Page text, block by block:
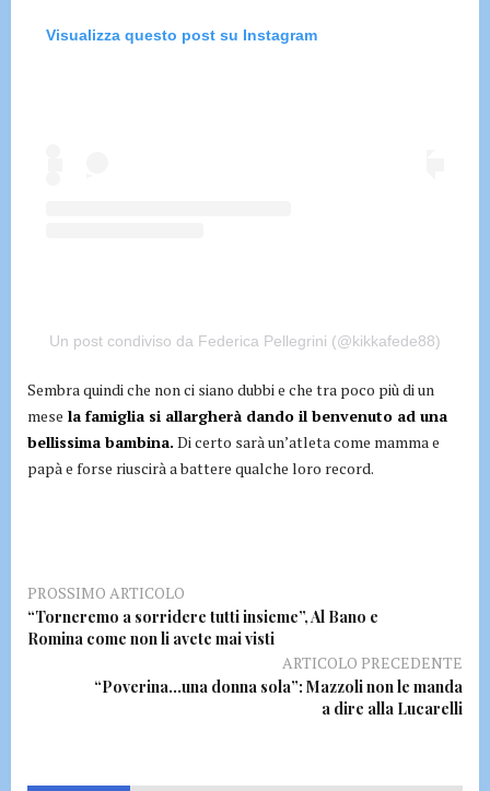
Visualizza questo post su Instagram
Un post condiviso da Federica Pellegrini (@kikkafede88)
Sembra quindi che non ci siano dubbi e che tra poco più di un
mese la famiglia si allargherà dando il benvenuto ad una
bellissima bambina. Di certo sarà un’atleta come mamma e
papà e forse riuscirà a battere qualche loro record.
PROSSIMO ARTICOLO
“Torneremo a sorridere tutti insieme”, Al Bano e
Romina come non li avete mai visti
ARTICOLO PRECEDENTE
“Poverina…una donna sola”: Mazzoli non le manda
a dire alla Lucarelli